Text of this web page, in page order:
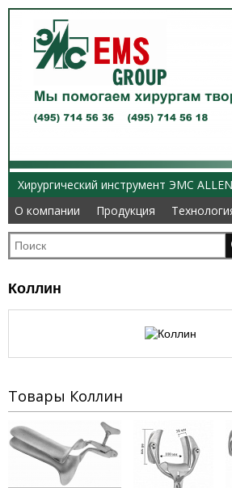
Хирургический инструмент ЭМС ALLEN
О компании
Продукция
О компании
Продукция
Коллин
Товары Коллин